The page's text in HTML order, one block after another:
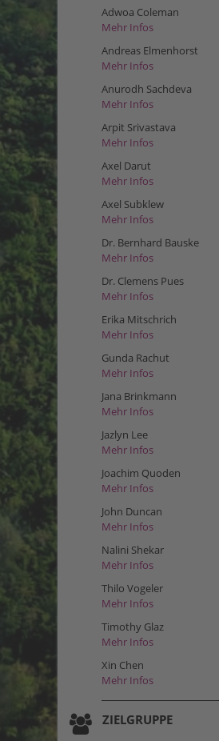
Adwoa Coleman
Mehr Infos
Andreas Elmenhorst
Mehr Infos
Anurodh Sachdeva
Mehr Infos
Arpit Srivastava
Mehr Infos
Axel Darut
Mehr Infos
Axel Subklew
Mehr Infos
Dr. Bernhard Bauske
Mehr Infos
Dr. Clemens Pues
Mehr Infos
Erika Mitschrich
Mehr Infos
Gunda Rachut
Mehr Infos
Jana Brinkmann
Mehr Infos
Jazlyn Lee
Mehr Infos
Joachim Quoden
Mehr Infos
John Duncan
Mehr Infos
Nalini Shekar
Mehr Infos
Thilo Vogeler
Mehr Infos
Timothy Glaz
Mehr Infos
Xin Chen
Mehr Infos
ZIELGRUPPE